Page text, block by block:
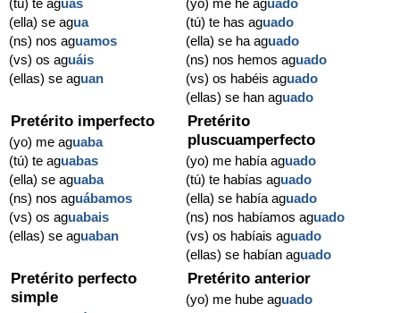
(tú) te aguas
(ella) se agua
(ns) nos aguamos
(vs) os aguáis
(ellas) se aguan
(yo) me he aguado
(tú) te has aguado
(ella) se ha aguado
(ns) nos hemos aguado
(vs) os habéis aguado
(ellas) se han aguado
Pretérito imperfecto
(yo) me aguaba
(tú) te aguabas
(ella) se aguaba
(ns) nos aguábamos
(vs) os aguabais
(ellas) se aguaban
Pretérito
pluscuamperfecto
(yo) me había aguado
(tú) te habías aguado
(ella) se había aguado
(ns) nos habíamos aguado
(vs) os habíais aguado
(ellas) se habían aguado
Pretérito perfecto
simple
Pretérito anterior
(yo) me hube aguado